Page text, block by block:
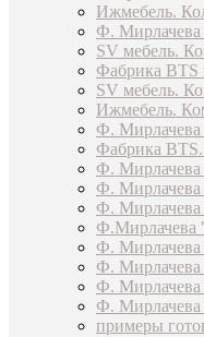
Ижмебель.
Ф.
SV мебель.
Фабрика
SV мебель.
Ижмебель.
Ф.
Фабрика
Ф.
Ф.
Ф.
Ф.Мирлачева
Ф.
Ф.
Ф.
Ф.
примеры